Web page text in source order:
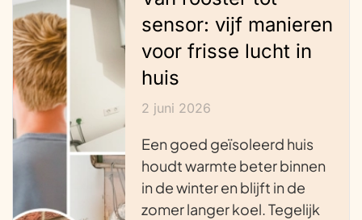
sensor: vijf manieren
voor frisse lucht in
huis
2 juni 2026
Een goed geïsoleerd huis
houdt warmte beter binnen
in de winter en blijft in de
zomer langer koel. Tegelijk